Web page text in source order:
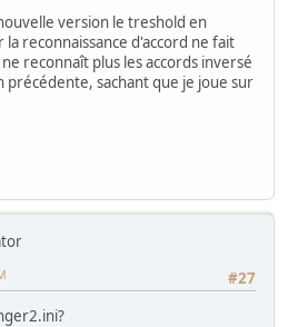
version le treshold en
reconnaissance d'accord ne fait
reconnaît plus les accords inversé
sachant que je joue sur
#27